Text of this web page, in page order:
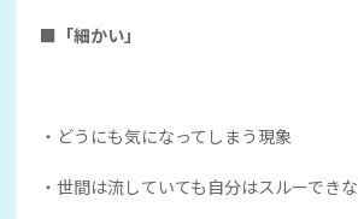
■「細かい」
・どうにも気になってしまう現象
・世間は流していても自分はスルーでき